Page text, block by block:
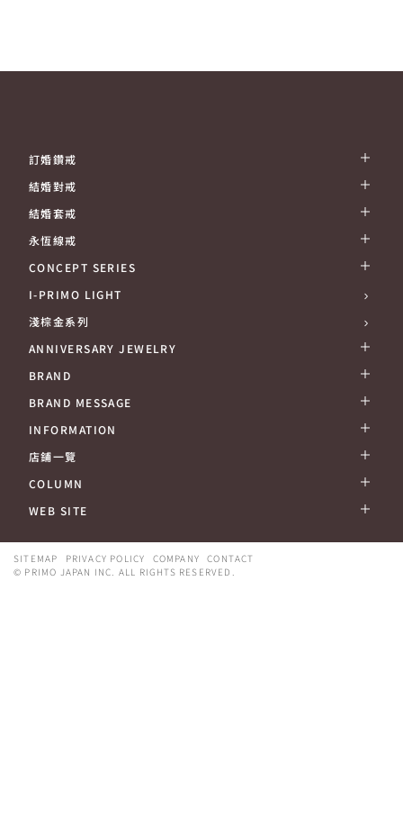
訂婚鑽戒
結婚對戒
結婚套戒
永恆線戒
CONCEPT SERIES
I-PRIMO LIGHT
淺棕金系列
ANNIVERSARY JEWELRY
BRAND
BRAND MESSAGE
INFORMATION
店鋪一覽
COLUMN
WEB SITE
SITEMAP PRIVACY POLICY COMPANY
CONTACT
© PRIMO JAPAN INC. ALL RIGHTS RESERVED.